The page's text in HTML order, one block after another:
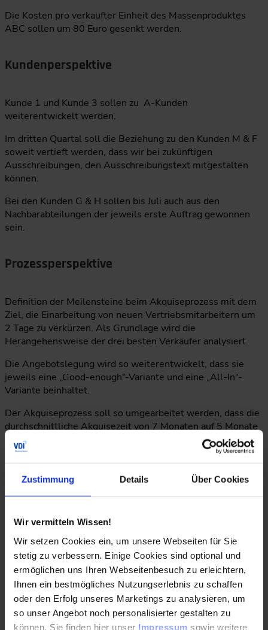
Zustimmung Details Über Cookies
Wir vermitteln Wissen!
Wir setzen Cookies ein, um unsere Webseiten für Sie
stetig zu verbessern. Einige Cookies sind optional und
ermöglichen uns Ihren Webseitenbesuch zu erleichtern,
Ihnen ein bestmögliches Nutzungserlebnis zu schaffen
oder den Erfolg unseres Marketings zu analysieren, um
so unser Angebot noch personalisierter gestalten zu
können. Sie finden hier unser Impressum sowie weitere
Die Kosten pro verkaufter Einheit des Massenproduktes
ABC sollen um 80 Euro gesenkt werden.
Kundenperspektive
Kunde 1 und Kunde 3 sollen zu A-Kunden
weiterentwickelt werden.
Im dritten Quartal soll die Beziehung zu den Kunden M & F
soweit vertieft werden, dass wir bei zukünftigen
Ausschreibungen, den Ausschreibungstext mitgestalten
können.
Bei den Kunden G & H sollen bis Juli auch aus den
Nachbarabteilungen der jeweils erste Auftrag gewonnen
sein.
Prozessperspektive
Definition der Meilensteine beim Akquiseprozess mit dem
Ziel, die Einarbeitung von neuen Vertriebsmitarbeitern um
2 Tage zu verkürzen. Als Grundlage wird die
Herangehensweise der drei besten Verkäufer analysiert.
Die Angebotslegung wird so weiterentwickelt, dass sie
jeweils eine „Good-enough“-Variante und eine „All-In“-
Variante beinhaltet.
Der Akquiseprozess soll so umgearbeitet werden, dass die
durchschnittliche Akquisezeit von 7 Monaten auf 5 Monate
reduziert wird.
Entwicklungsperspektive
Umsatz neuer Produktgruppe.
Vertriebstraining mit dem Ziel, die Bedürfnisse/Wünsche
der verschiedenen Stakeholder im Buying Center besser zu
erkennen und miteinander zu verzahnen. Messgröße ist die
Verringerung der fachlichen Kontroversen, in den
nachfolgenden Vertriebsschritten.
Erarbeitung einer erweiterten Provisionsregel, welche den